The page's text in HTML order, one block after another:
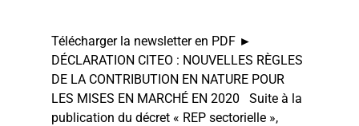
Télécharger la newsletter en PDF ►
DÉCLARATION CITEO : NOUVELLES RÈGLES
DE LA CONTRIBUTION EN NATURE POUR
LES MISES EN MARCHÉ EN 2020 Suite à la
publication du décret « REP sectorielle »,